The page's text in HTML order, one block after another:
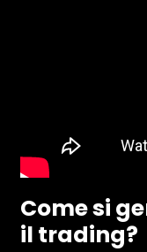
Come si
il trading?